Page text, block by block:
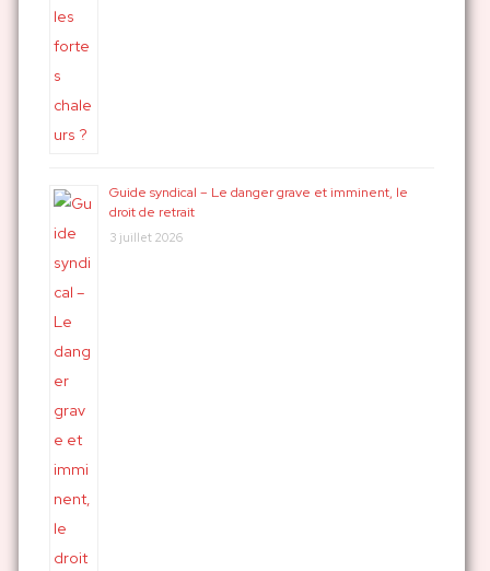
Guide syndical – Le danger grave et imminent, le
droit de retrait
3 juillet 2026